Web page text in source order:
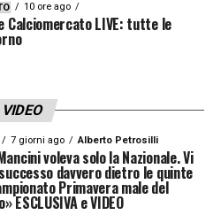
10 ore ago
Calciomercato LIVE: tutte le
VIDEO
7 giorni ago Alberto Petrosilli
voleva solo la Nazionale. Vi
davvero dietro le quinte
Primavera male del
ESCLUSIVA e VIDEO